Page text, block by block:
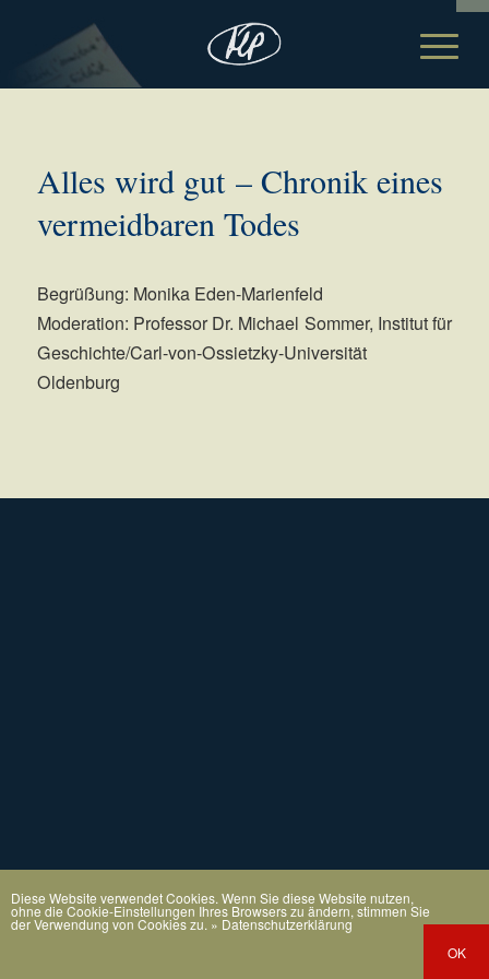
Alles wird gut – Chronik eines
vermeidbaren Todes
Begrüßung: Monika Eden-Marienfeld
Moderation: Professor Dr. Michael Sommer, Institut für
Geschichte/Carl-von-Ossietzky-Universität
Oldenburg
Diese Website verwendet Cookies. Wenn Sie diese Website nutzen,
ohne die Cookie-Einstellungen Ihres Browsers zu ändern, stimmen Sie
der Verwendung von Cookies zu. » Datenschutzerklärung
OK